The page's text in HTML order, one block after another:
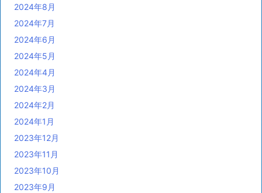
2024年8月
2024年7月
2024年6月
2024年5月
2024年4月
2024年3月
2024年2月
2024年1月
2023年12月
2023年11月
2023年10月
2023年9月